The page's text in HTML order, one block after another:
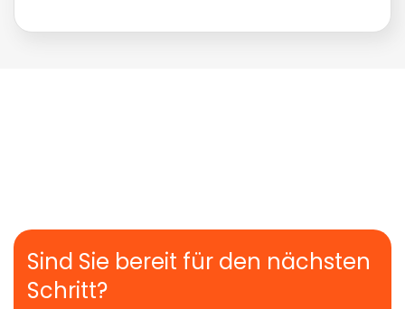
Sind Sie bereit für den nächsten
Schritt?